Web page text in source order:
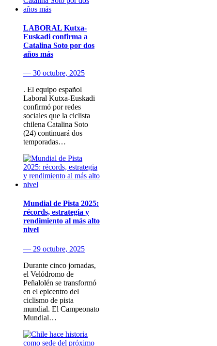
LABORAL Kutxa-
Euskadi confirma a
Catalina Soto por dos
años más
— 30 octubre, 2025
. El equipo español
Laboral Kutxa-Euskadi
confirmó por redes
sociales que la ciclista
chilena Catalina Soto
(24) continuará dos
temporadas…
Mundial de Pista 2025:
récords, estrategia y
rendimiento al más alto
nivel
— 29 octubre, 2025
Durante cinco jornadas,
el Velódromo de
Peñalolén se transformó
en el epicentro del
ciclismo de pista
mundial. El Campeonato
Mundial…